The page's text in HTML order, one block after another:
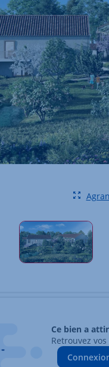
précédent
Ce bien a
Retrouvez